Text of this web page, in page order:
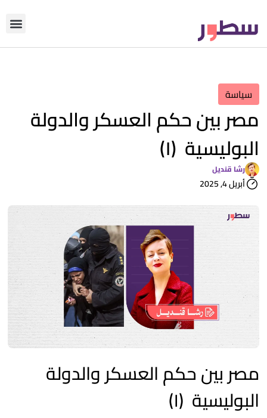
سياسة
مصر بين حكم العسكر والدولة
البوليسية (١)
رشا قنديل
أبريل 4, 2025
مصر بين حكم العسكر والدولة
البوليسية (١)